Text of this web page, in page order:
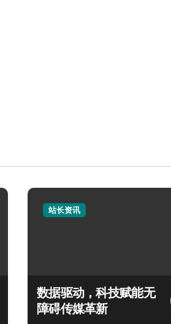
站长资讯
数据驱动，科技赋能无
障碍传媒革新